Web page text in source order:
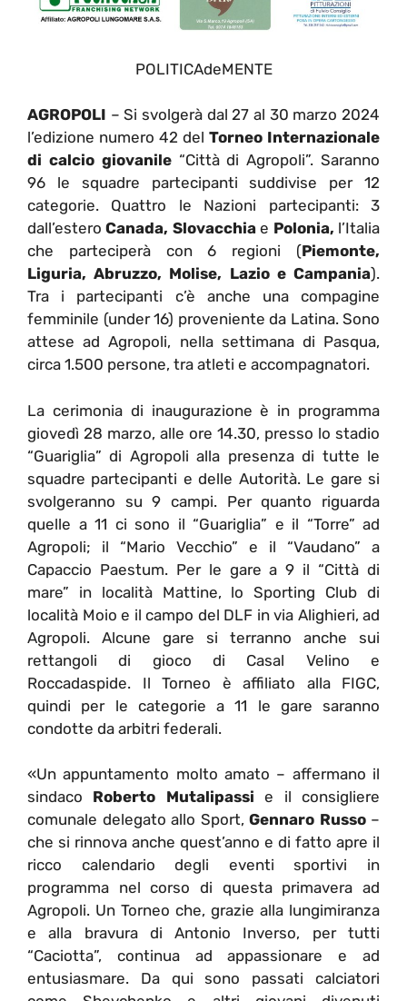
POLITICAdeMENTE
AGROPOLI – Si svolgerà dal 27 al 30 marzo 2024
l’edizione numero 42 del Torneo Internazionale
di calcio giovanile“Città di Agropoli”. Saranno
96 le squadre partecipanti suddivise per 12
categorie. Quattro le Nazioni partecipanti: 3
dall’esteroCanada, Slovacchiae Polonia, l’Italia
che parteciperà con 6 regioni (Piemonte,
Liguria, Abruzzo, Molise, Lazio e Campania).
Tra i partecipanti c’è anche una compagine
femminile (under 16) proveniente da Latina. Sono
attese ad Agropoli, nella settimana di Pasqua,
circa 1.500 persone, tra atleti e accompagnatori.
La cerimonia di inaugurazione è in programma
giovedì 28 marzo, alle ore 14.30, presso lo stadio
“Guariglia” di Agropoli alla presenza di tutte le
squadre partecipanti e delle Autorità. Le gare si
svolgeranno su 9 campi. Per quanto riguarda
quelle a 11 ci sono il “Guariglia” e il “Torre” ad
Agropoli; il “Mario Vecchio” e il “Vaudano” a
Capaccio Paestum. Per le gare a 9 il “Città di
mare” in località Mattine, lo Sporting Club di
località Moio e il campo del DLF in via Alighieri, ad
Agropoli. Alcune gare si terranno anche sui
rettangoli di gioco di Casal Velino e
Roccadaspide. Il Torneo è affiliato alla FIGC,
quindi per le categorie a 11 le gare saranno
condotte da arbitri federali.
«Un appuntamento molto amato – affermano il
sindaco Roberto Mutalipassi e il consigliere
comunale delegato allo Sport, Gennaro Russo–
che si rinnova anche quest’anno e di fatto apre il
ricco calendario degli eventi sportivi in
programma nel corso di questa primavera ad
Agropoli. Un Torneo che, grazie alla lungimiranza
e alla bravura di Antonio Inverso, per tutti
“Caciotta”, continua ad appassionare e ad
entusiasmare. Da qui sono passati calciatori